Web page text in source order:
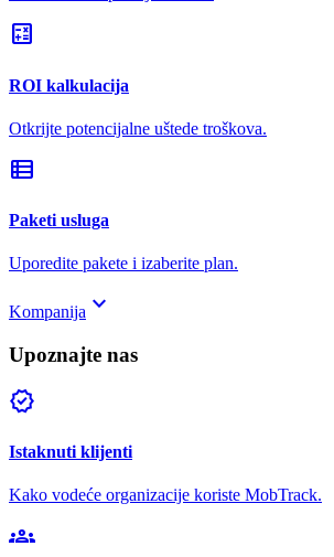
calculate
ROI kalkulacija
Otkrijte potencijalne uštede troškova.
view_list
Paketi usluga
Uporedite pakete i izaberite plan.
Kompanija keyboard_arrow_down
Upoznajte nas
verified
Istaknuti klijenti
Kako vodeće organizacije koriste MobTrack.
groups